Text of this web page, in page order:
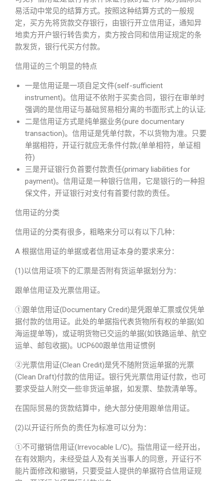
易活动中常见的结算方式。按照这种结算方式的一般规
定，买方先将货款交存银行，由银行开立信用证，通知异
地卖方开户银行转告卖方，卖方按合同和信用证规定的条
款发货，银行代买方付款。
信用证的三个明显的特点
一是信用证是一项自足文件(self-sufficient
instrument)。信用证不依附于买卖合同，银行在审单时
强调的是信用证与基础贸易相分离的书面形式上的认证;
二是信用证方式是纯单据业务(pure documentary
transaction)。信用证是凭单付款，不以货物为准。只要
单据相符，开证行就应无条件付款;(单单相符，单证相
符)
三是开证银行负首要付款责任(primary liabilities for
payment)。信用证是一种银行信用，它是银行的一种担
保文件，开证银行对支付有首要付款的责任。
信用证的分类
信用证的分类有很多，粗略来分可以有以下几种：
A 根据信用证的单据或者信用证本身的要求来分：
(1)以信用证项下的汇票是否附有货运单据划分为：
跟单信用证及光票信用证。
①跟单信用证(Documentary Credit)是凭跟单汇票或仅凭单
据付款的信用证。此处的单据指代表货物所有权的单据(如
海运提单等)，或证明货物已交运的单据(如铁路运单、航空
运单、邮包收据)。UCP600跟单信用证惯例
②光票信用证(Clean Credit)是凭不随附货运单据的光票
(Clean Draft)付款的信用证。银行凭光票信用证付款，也可
要求受益人附交一些非货运单据，如发票、垫款清单等。
在国际贸易的货款结算中，绝大部分使用跟单信用证。
(2)以开证行所负的责任为标准可以分为：
①不可撤销信用证(Irrevocable L/C)。指信用证一经开出，
在有效期内，未经受益人及有关当事人的同意，开证行不
能片面修改和撤销，只要受益人提供的单据符合信用证规